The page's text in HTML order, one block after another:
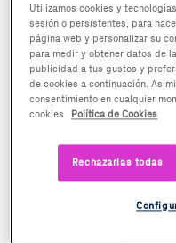
Utilizamos cookies y
sesión o persistentes, para
página web y personalizar su
para medir y obtener datos de
publicidad a tus gustos y
de cookies a continuación.
consentimiento en cualquier
cookies
Política de Cookies
Rechazarlas todas